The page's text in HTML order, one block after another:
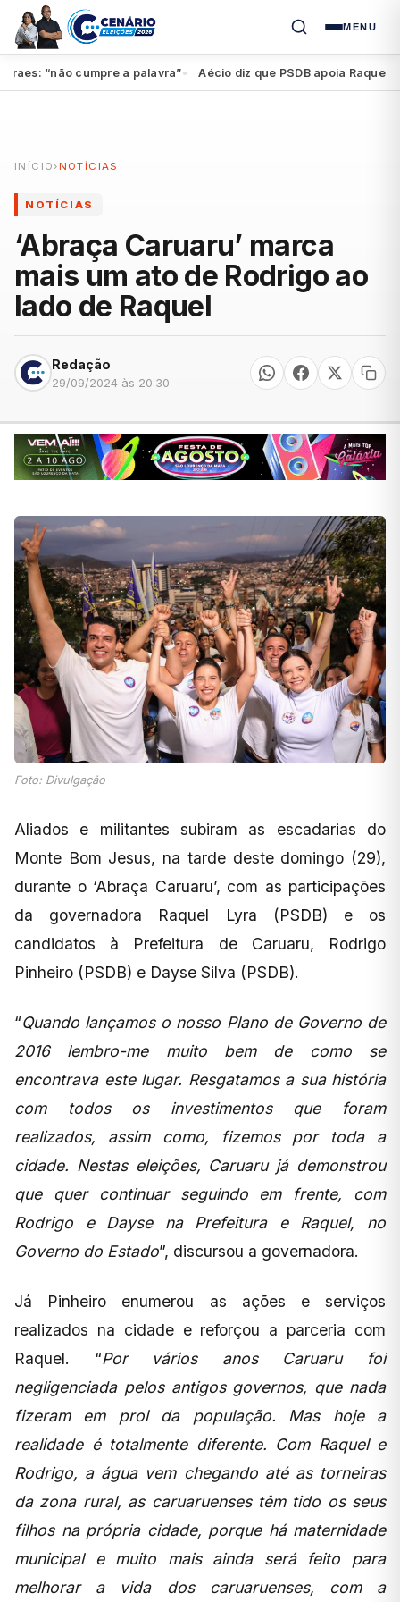
MENU
“não cumpre a palavra”● Aécio diz que PSDB apoia Raquel,
INÍCIO › NOTÍCIAS
NOTÍCIAS
‘Abraça Caruaru’ marca
mais um ato de Rodrigo ao
lado de Raquel
Redação
29/09/2024 às 20:30
Foto: Divulgação
Aliados e militantes subiram as escadarias do
Monte Bom Jesus, na tarde deste domingo (29),
durante o ‘Abraça Caruaru’, com as participações
da governadora Raquel Lyra (PSDB) e os
candidatos à Prefeitura de Caruaru, Rodrigo
Pinheiro (PSDB) e Dayse Silva (PSDB).
“Quando lançamos o nosso Plano de Governo de
2016 lembro-me muito bem de como se
encontrava este lugar. Resgatamos a sua história
com todos os investimentos que foram
realizados, assim como, fizemos por toda a
cidade. Nestas eleições, Caruaru já demonstrou
que quer continuar seguindo em frente, com
Rodrigo e Dayse na Prefeitura e Raquel, no
Governo do Estado”, discursou a governadora.
Já Pinheiro enumerou as ações e serviços
realizados na cidade e reforçou a parceria com
Raquel. “Por vários anos Caruaru foi
negligenciada pelos antigos governos, que nada
fizeram em prol da população. Mas hoje a
realidade é totalmente diferente. Com Raquel e
Rodrigo, a água vem chegando até as torneiras
da zona rural, as caruaruenses têm tido os seus
filhos na própria cidade, porque há maternidade
municipal e muito mais ainda será feito para
melhorar a vida dos caruaruenses, com a